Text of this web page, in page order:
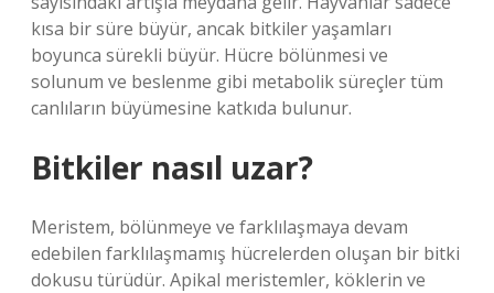
kısa bir süre büyür, ancak bitkiler yaşamları
boyunca sürekli büyür. Hücre bölünmesi ve
solunum ve beslenme gibi metabolik süreçler tüm
canlıların büyümesine katkıda bulunur.
Bitkiler nasıl uzar?
Meristem, bölünmeye ve farklılaşmaya devam
edebilen farklılaşmamış hücrelerden oluşan bir bitki
dokusu türüdür. Apikal meristemler, köklerin ve